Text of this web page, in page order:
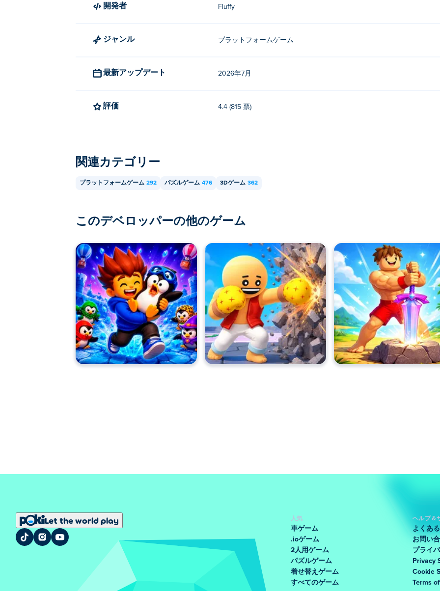
開発者 Fluffy
ジャンル プラットフォームゲーム
最新アップデート 2026年7月
評価 4.4 (815 票)
関連カテゴリー
プラットフォームゲーム 292 パズルゲーム 476 3Dゲーム 362
このデベロッパーの他のゲーム
Let the world play
人気
車ゲーム
.ioゲーム
2人用ゲーム
パズルゲーム
着せ替えゲーム
すべてのゲーム
ヘルプ＆
よくあ
お問い
プライ
Privacy
Cookie
Terms